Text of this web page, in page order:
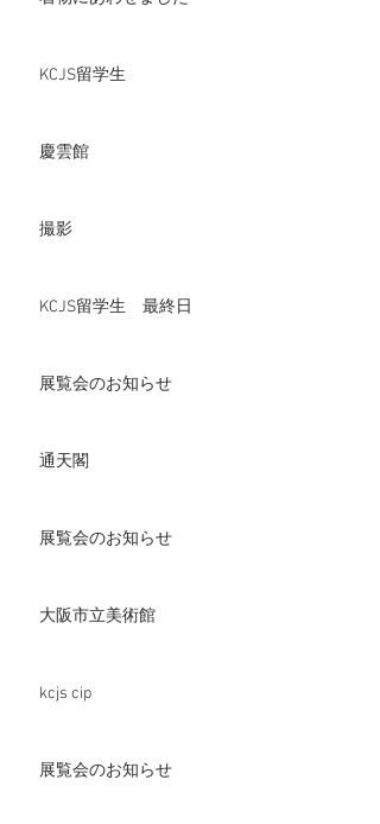
KCJS留学生
慶雲館
撮影
KCJS留学生 最終日
展覧会のお知らせ
通天閣
展覧会のお知らせ
大阪市立美術館
kcjs cip
展覧会のお知らせ